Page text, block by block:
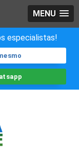
MENU
especialistas!